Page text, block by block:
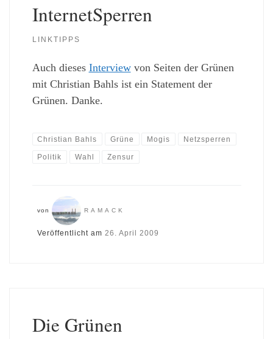
InternetSperren
LINKTIPPS
Auch dieses Interviewvon Seiten der Grünen
mit Christian Bahls ist ein Statement der
Grünen. Danke.
Christian Bahls Grüne Mogis Netzsperren
Politik Wahl Zensur
von RAMACK
Veröffentlicht am 26. April 2009
Die Grünen